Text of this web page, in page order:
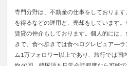
専門分野は、不動産の仕事をしておりま
を得るなどの運用と、売却をしています
賃貸の仲介もしております。個人的には
きで、食べ歩きでは食べログレビュア―
ム1万フォロワー以上であり、旅行では国